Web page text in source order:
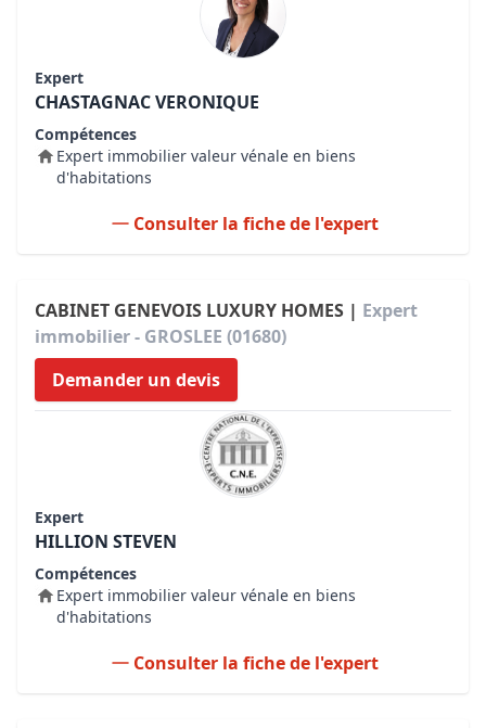
Expert
CHASTAGNAC VERONIQUE
Compétences
Expert immobilier valeur vénale en biens
d'habitations
Consulter la fiche de l'expert
CABINET GENEVOIS LUXURY HOMES | Expert
immobilier - GROSLEE (01680)
Demander un devis
Expert
HILLION STEVEN
Compétences
Expert immobilier valeur vénale en biens
d'habitations
Consulter la fiche de l'expert